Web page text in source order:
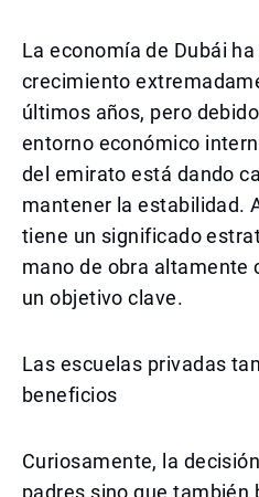
La economía de Dubái
crecimiento
últimos años, pero
entorno económico
del emirato está dando
mantener la estabilidad.
tiene un significado
mano de obra altamente
un objetivo clave.
Las escuelas privadas
beneficios
Curiosamente, la
padres sino que también